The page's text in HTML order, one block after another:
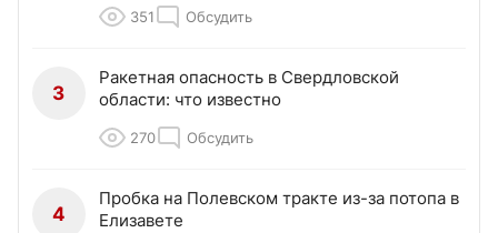
351 Обсудить
3
Ракетная опасность в Свердловской
области: что известно
270 Обсудить
4
Пробка на Полевском тракте из-за потопа в
Елизавете